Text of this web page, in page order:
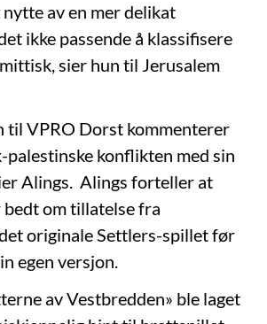
av en mer delikat
ikke passende å klassifisere
sier hun til Jerusalem
til VPRO Dorst kommenterer
palestinske konflikten med sin
Alings. Alings forteller at
bedt om tillatelse fra
originale Settlers-spillet før
egen versjon.
av Vestbredden» ble laget